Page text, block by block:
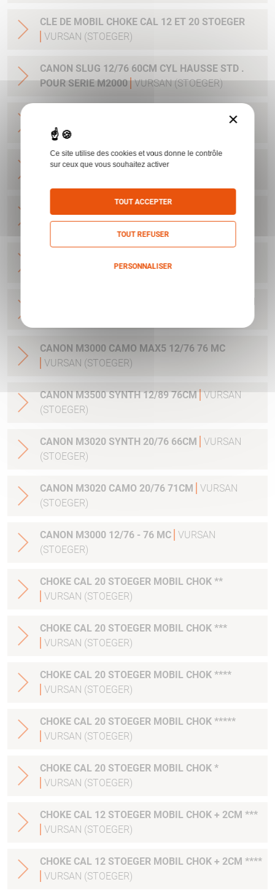
CLE DE MOBIL CHOKE CAL 12 ET 20 STOEGER
VURSAN (STOEGER)
CANON SLUG 12/76 60CM CYL HAUSSE STD .
POUR SERIE M2000 VURSAN (STOEGER)
VURSAN
(STOEGER)
CANON M3000 CAMO MAX5 12/76 71 MC
CANON 12/76 66CM POUR MOD 3000
(STOEGER)
CANON M3000 CAMO MAX5 12/76 76 MC
VURSAN (STOEGER)
CANON M3500 SYNTH 12/89 76CM VURSAN
(STOEGER)
CANON M3020 SYNTH 20/76 66CM
VURSAN
(STOEGER)
CANON M3020 CAMO 20/76 71CM
VURSAN
(STOEGER)
CANON M3000 12/76 - 76 MC VURSAN
(STOEGER)
CHOKE CAL 20 STOEGER MOBIL CHOK **
VURSAN (STOEGER)
CHOKE CAL 20 STOEGER MOBIL CHOK ***
VURSAN (STOEGER)
CHOKE CAL 20 STOEGER MOBIL CHOK ****
VURSAN (STOEGER)
CHOKE CAL 20 STOEGER MOBIL CHOK *****
VURSAN (STOEGER)
CHOKE CAL 20 STOEGER MOBIL CHOK *
VURSAN (STOEGER)
CHOKE CAL 12 STOEGER MOBIL CHOK + 2CM ***
VURSAN (STOEGER)
CHOKE CAL 12 STOEGER MOBIL CHOK + 2CM ****
VURSAN (STOEGER)
×
Ce site utilise des cookies et vous donne le contrôle
sur ceux que vous souhaitez activer
TOUT ACCEPTER
TOUT REFUSER
PERSONNALISER